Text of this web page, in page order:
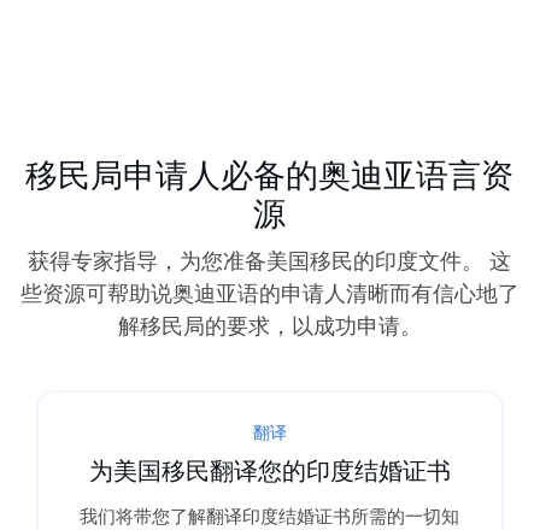
移民局申请人必备的奥迪亚语言资
源
获得专家指导，为您准备美国移民的印度文件。 这
些资源可帮助说奥迪亚语的申请人清晰而有信心地了
解移民局的要求，以成功申请。
翻译
为美国移民翻译您的印度结婚证书
我们将带您了解翻译印度结婚证书所需的一切知